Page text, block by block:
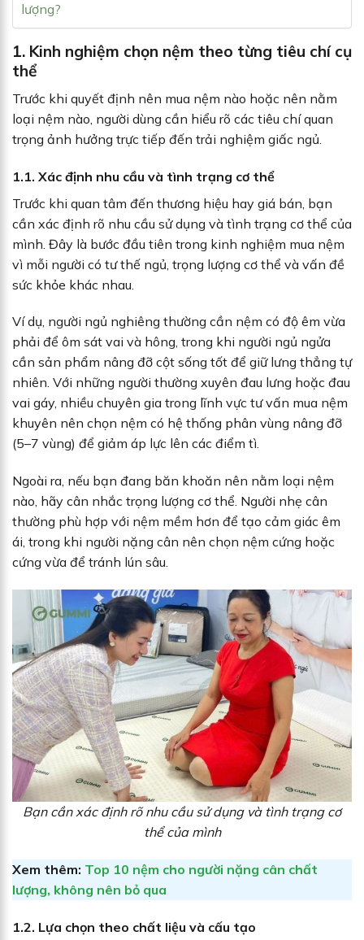
lượng?
1. Kinh nghiệm chọn nệm theo từng tiêu chí cụ
thể
Trước khi quyết định nên mua nệm nào hoặc nên nằm
loại nệm nào, người dùng cần hiểu rõ các tiêu chí quan
trọng ảnh hưởng trực tiếp đến trải nghiệm giấc ngủ.
1.1. Xác định nhu cầu và tình trạng cơ thể
Trước khi quan tâm đến thương hiệu hay giá bán, bạn
cần xác định rõ nhu cầu sử dụng và tình trạng cơ thể của
mình. Đây là bước đầu tiên trong kinh nghiệm mua nệm
vì mỗi người có tư thế ngủ, trọng lượng cơ thể và vấn đề
sức khỏe khác nhau.
Ví dụ, người ngủ nghiêng thường cần nệm có độ êm vừa
phải để ôm sát vai và hông, trong khi người ngủ ngửa
cần sản phẩm nâng đỡ cột sống tốt để giữ lưng thẳng tự
nhiên. Với những người thường xuyên đau lưng hoặc đau
vai gáy, nhiều chuyên gia trong lĩnh vực tư vấn mua nệm
khuyên nên chọn nệm có hệ thống phân vùng nâng đỡ
(5–7 vùng) để giảm áp lực lên các điểm tì.
Ngoài ra, nếu bạn đang băn khoăn nên nằm loại nệm
nào, hãy cân nhắc trọng lượng cơ thể. Người nhẹ cân
thường phù hợp với nệm mềm hơn để tạo cảm giác êm
ái, trong khi người nặng cân nên chọn nệm cứng hoặc
cứng vừa để tránh lún sâu.
Bạn cần xác định rõ nhu cầu sử dụng và tình trạng cơ
thể của mình
Xem thêm: Top 10 nệm cho người nặng cân chất
lượng, không nên bỏ qua
1.2. Lựa chọn theo chất liệu và cấu tạo